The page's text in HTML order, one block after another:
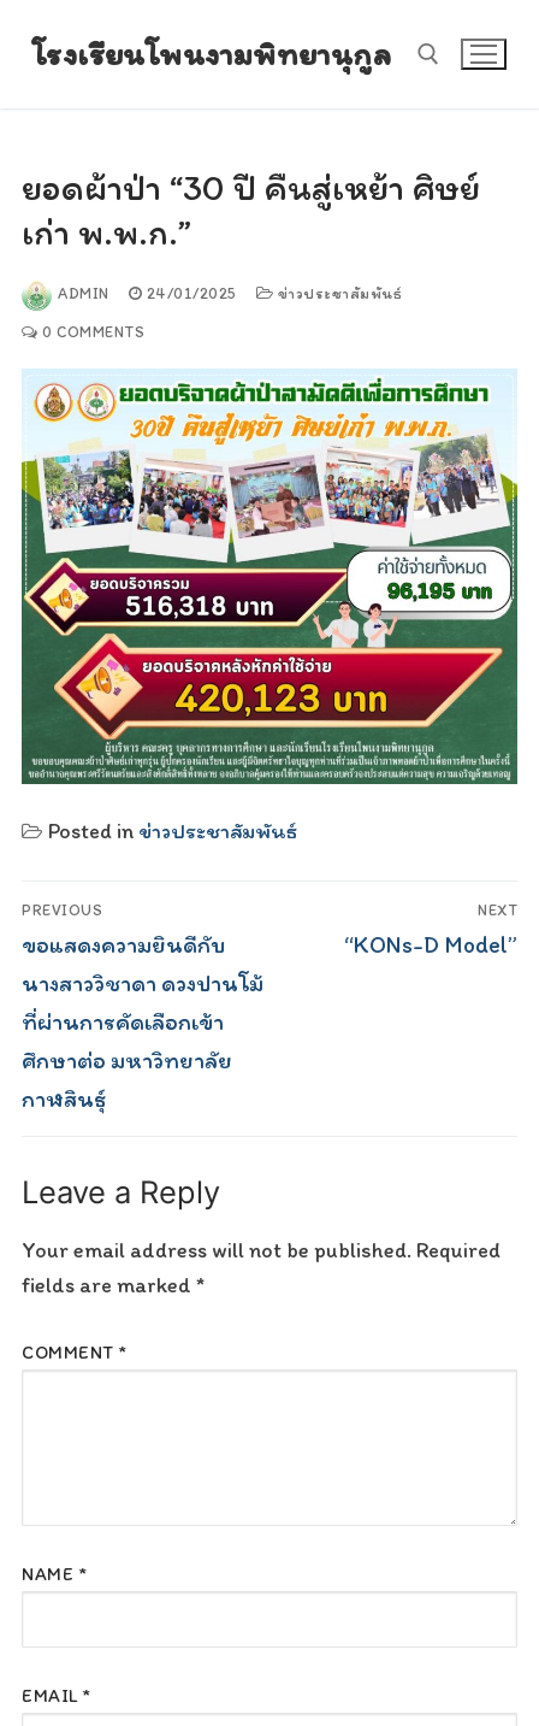
โรงเรียนโพนงามพิทยานุกูล
ยอดผ้าป่า “30 ปี คืนสู่เหย้า ศิษย์
เก่า พ.พ.ก.”
ADMIN 24/01/2025 ข่าวประชาสัมพันธ์
0 COMMENTS
Posted in ข่าวประชาสัมพันธ์
Post
navigation
PREVIOUS
Previous
post:
ขอแสดงความยินดีกับ
นางสาววิชาดา ดวงปานโม้
ที่ผ่านการคัดเลือกเข้า
ศึกษาต่อ มหาวิทยาลัย
กาฬสินธุ์
NEXT
Next
“KONs-D Model”
Leave a Reply
Your email address will not be published. Required
fields are marked *
COMMENT *
NAME *
EMAIL *